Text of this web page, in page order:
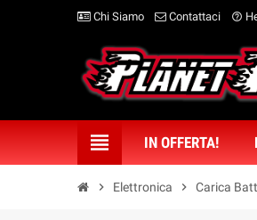
Chi Siamo Contattaci help_outline
view_headline IN OFFERTA!
chevron_right Elettronica chevron_right Carica